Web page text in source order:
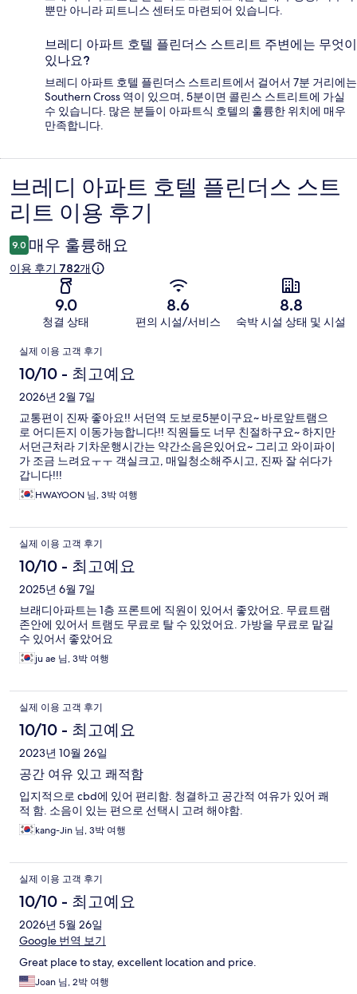
뿐만 아니라 피트니스 센터도 마련되어 있습니다.
브레디 아파트 호텔 플린더스 스트리트 주변에는 무엇이
있나요?
브레디 아파트 호텔 플린더스 스트리트에서 걸어서 7분 거리에는
Southern Cross 역이 있으며, 5분이면 콜린스 스트리트에 가실
수 있습니다. 많은 분들이 아파트식 호텔의 훌륭한 위치에 매우
만족합니다.
이
용
후
기
브레디 아파트 호텔 플린더스 스트
리트 이용 후기
9.0 매우 훌륭해요
이용 후기 782개
9.0
청결 상태
8.6
편의 시설/서비스
8.8
숙박 시설 상태 및 시설
이
용
후
기
실제 이용 고객 후기
10/10 - 최고예요
2026년 2월 7일
교통편이 진짜 좋아요!! 서던역 도보로5분이구요~ 바로앞트램으
로 어디든지 이동가능합니다!! 직원들도 너무 친절하구요~ 하지만
서던근처라 기차운행시간는 약간소음은있어요~ 그리고 와이파이
가 조금 느려요ㅜㅜ 객실크고, 매일청소해주시고, 진짜 잘 쉬다가
갑니다!!!
HWAYOON 님, 3박 여행
실제 이용 고객 후기
10/10 - 최고예요
2025년 6월 7일
브래디아파트는 1층 프론트에 직원이 있어서 좋았어요. 무료트램
존안에 있어서 트램도 무료로 탈 수 있었어요. 가방을 무료로 맡길
수 있어서 좋았어요
ju ae 님, 3박 여행
실제 이용 고객 후기
10/10 - 최고예요
2023년 10월 26일
공간 여유 있고 쾌적함
입지적으로 cbd에 있어 편리함. 청결하고 공간적 여유가 있어 쾌
적 함. 소음이 있는 편으로 선택시 고려 해야함.
kang-Jin 님, 3박 여행
실제 이용 고객 후기
10/10 - 최고예요
2026년 5월 26일
Google 번역 보기
Great place to stay, excellent location and price.
Joan 님, 2박 여행